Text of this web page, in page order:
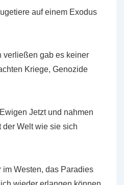
auf einem Exodus
verließen gab es keiner
Kriege, Genozide
Jetzt und nahmen
der Welt wie sie sich
im Westen, das Paradies